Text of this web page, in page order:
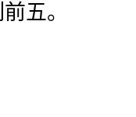
五。